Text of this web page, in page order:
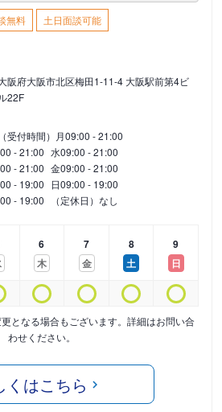
無料
土日面談可能
阪府大阪市北区梅田1-11-4 大阪駅前第4ビ
ル22F
（受付時間） 月09:00 - 21:00
- 21:00 水09:00 - 21:00
- 21:00 金09:00 - 21:00
- 19:00 日09:00 - 19:00
- 19:00 （定休日）なし
6
木
7
金
8
土
9
日
となる場合もございます。詳細はお問い合
わせください。
くはこちら